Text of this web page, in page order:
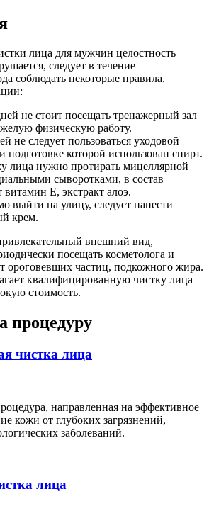
лица для мужчин целостность
следует в течение
соблюдать некоторые правила.
не стоит посещать тренажерный зал
физическую работу.
не следует пользоваться уходовой
подготовке которой использован спирт.
лица нужно протирать мицеллярной
сыворотками, в состав
витамин Е, экстракт алоэ.
выйти на улицу, следует нанести
крем.
внешний вид,
посещать косметолога и
ороговевших частиц, подкожного жира.
квалифицированную чистку лица
стоимость.
процедуру
чистка лица
направленная на эффективное
кожи от глубоких загрязнений,
заболеваний.
лица